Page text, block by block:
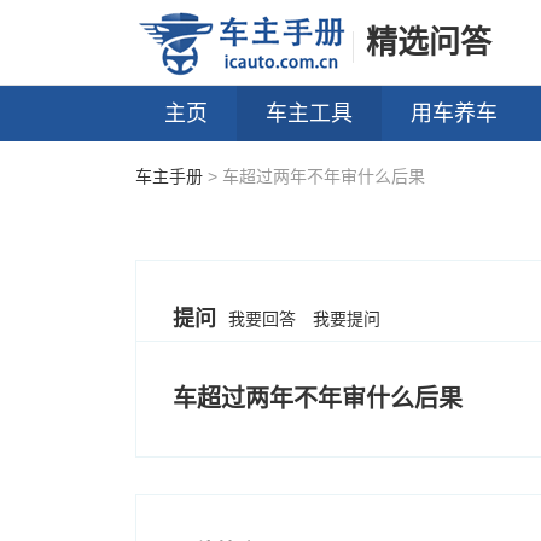
精选问答
主页 车主工具 用车养车
车主手册 > 车超过两年不年审什么后果
提问 我要回答 我要提问
车超过两年不年审什么后果